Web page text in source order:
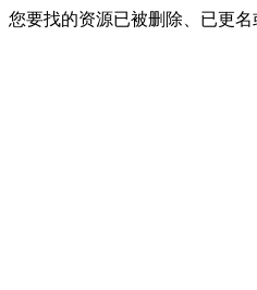
您要找的资源已被删除、已更名